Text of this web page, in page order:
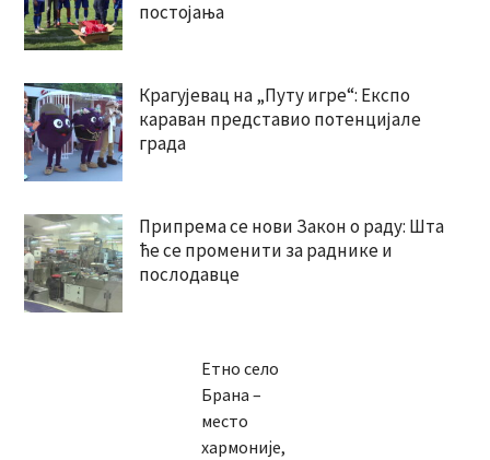
постојања
Крагујевац на „Путу игре“: Експо
караван представио потенцијале
града
Припрема се нови Закон о раду: Шта
ће се променити за раднике и
послодавце
Етно село
Брана –
место
хармоније,